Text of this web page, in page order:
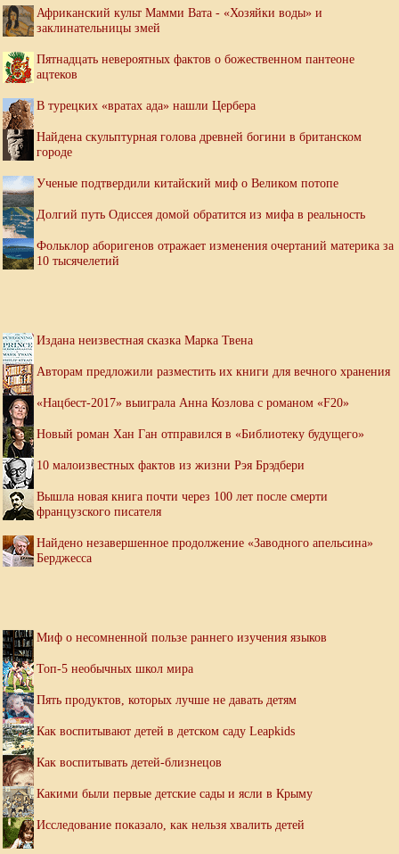
Африканский культ Мамми Вата - «Хозяйки воды» и
заклинательницы змей
Пятнадцать невероятных фактов о божественном пантеоне
ацтеков
В турецких «вратах ада» нашли Цербера
Найдена скульптурная голова древней богини в британском
городе
Ученые подтвердили китайский миф о Великом потопе
Долгий путь Одиссея домой обратится из мифа в реальность
Фольклор аборигенов отражает изменения очертаний материка за
10 тысячелетий
Издана неизвестная сказка Марка Твена
Авторам предложили разместить их книги для вечного хранения
«Нацбест-2017» выиграла Анна Козлова с романом «F20»
Новый роман Хан Ган отправился в «Библиотеку будущего»
10 малоизвестных фактов из жизни Рэя Брэдбери
Вышла новая книга почти через 100 лет после смерти
французского писателя
Найдено незавершенное продолжение «Заводного апельсина»
Берджесса
Миф о несомненной пользе раннего изучения языков
Топ-5 необычных школ мира
Пять продуктов, которых лучше не давать детям
Как воспитывают детей в детском саду Leapkids
Как воспитывать детей-близнецов
Какими были первые детские сады и ясли в Крыму
Исследование показало, как нельзя хвалить детей